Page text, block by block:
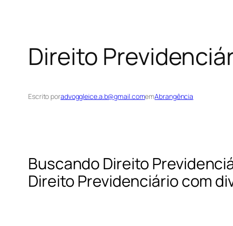
Direito
Escrito poradvoggleice.a.b@gmail.comemAbrangência
Buscando Direito
Direito Previdenciário com